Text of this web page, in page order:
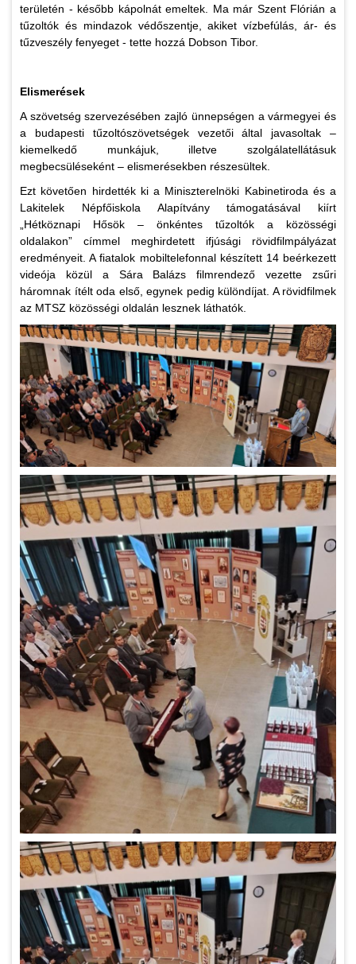
területén - később kápolnát emeltek. Ma már Szent Flórián a
tűzoltók és mindazok védőszentje, akiket vízbefúlás, ár- és
tűzveszély fenyeget - tette hozzá Dobson Tibor.
Elismerések
A szövetség szervezésében zajló ünnepségen a vármegyei és
a budapesti tűzoltószövetségek vezetői által javasoltak –
kiemelkedő munkájuk, illetve szolgálatellátásuk
megbecsüléseként – elismerésekben részesültek.
Ezt követően hirdették ki a Miniszterelnöki Kabinetiroda és a
Lakitelek Népfőiskola Alapítvány támogatásával kiírt
„Hétköznapi Hősök – önkéntes tűzoltók a közösségi
oldalakon” címmel meghirdetett ifjúsági rövidfilmpályázat
eredményeit. A fiatalok mobiltelefonnal készített 14 beérkezett
videója közül a Sára Balázs filmrendező vezette zsűri
háromnak ítélt oda első, egynek pedig különdíjat. A rövidfilmek
az MTSZ közösségi oldalán lesznek láthatók.